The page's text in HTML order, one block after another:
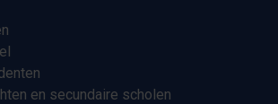
en secundaire scholen